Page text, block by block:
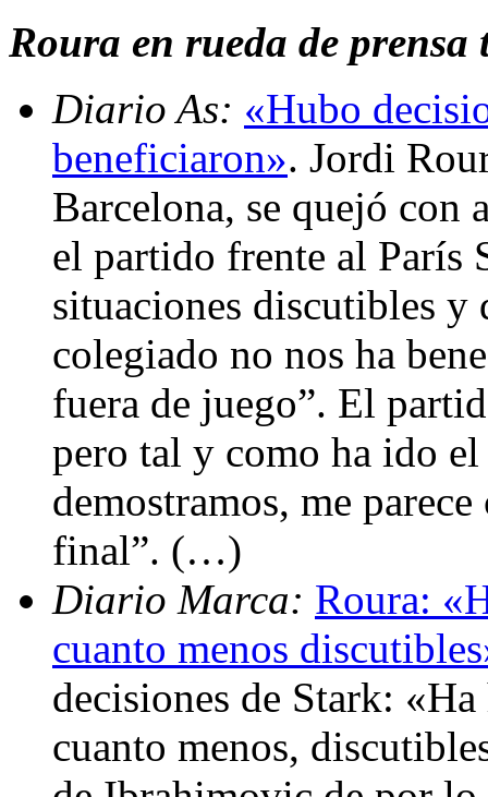
Roura en rueda de prensa
Diario As: «Hubo
beneficiaron». Jordi
Barcelona, se quejó con
el partido frente al París
situaciones discutibles y
colegiado no nos ha
fuera de juego”. El
pero tal y como ha ido
demostramos, me
final”. (…)
Diario Marca: Roura:
cuanto menos
decisiones de Stark:
cuanto menos,